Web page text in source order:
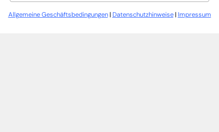
Allgemeine Geschäftsbedingungen| Datenschutzhinweise| Impressum